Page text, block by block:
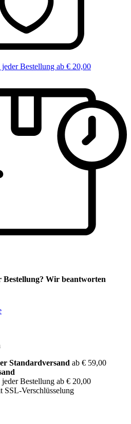
jeder Bestellung ab € 20,00
Bestellung? Wir beantworten
Standardversand ab € 59,00
jeder Bestellung ab € 20,00
SSL-Verschlüsselung